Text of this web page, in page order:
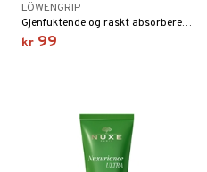
LÖWENGRIP
Gjenfuktende og raskt absorberende håndkrem med mandelolje fra Löwengrip
kr 99